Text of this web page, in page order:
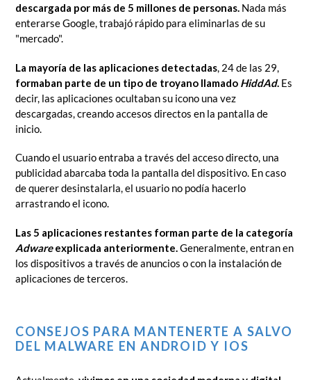
descargada por más de 5 millones de personas. Nada más
enterarse Google, trabajó rápido para eliminarlas de su
"mercado".
La mayoría de las aplicaciones detectadas, 24 de las 29,
formaban parte de un tipo de troyano llamado HiddAd. Es
decir, las aplicaciones ocultaban su icono una vez
descargadas, creando accesos directos en la pantalla de
inicio.
Cuando el usuario entraba a través del acceso directo, una
publicidad abarcaba toda la pantalla del dispositivo. En caso
de querer desinstalarla, el usuario no podía hacerlo
arrastrando el icono.
Las 5 aplicaciones restantes forman parte de la categoría
Adwareexplicada anteriormente. Generalmente, entran en
los dispositivos a través de anuncios o con la instalación de
aplicaciones de terceros.
CONSEJOS PARA MANTENERTE A SALVO
DEL MALWARE EN ANDROID Y IOS